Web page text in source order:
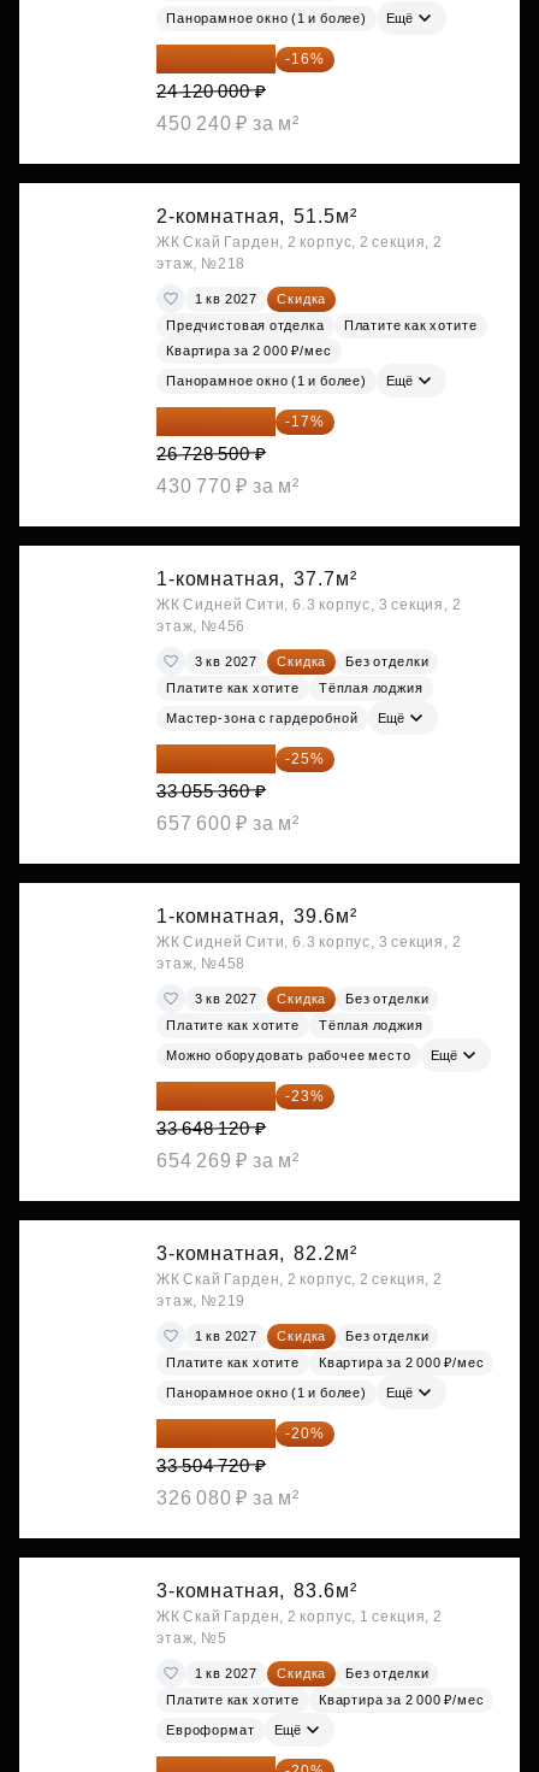
Панорамное окно (1 и более) Ещё
20 260 800 ₽ -16%
24 120 000 ₽
450 240 ₽ за м²
2-комнатная, 51.5м²
ЖК Скай Гарден, 2 корпус, 2 секция, 2
этаж, №218
1 кв 2027
Скидка
Предчистовая отделка
Платите как хотите
Квартира за 2 000 ₽/мес
Панорамное окно (1 и более) Ещё
22 184 655 ₽ -17%
26 728 500 ₽
430 770 ₽ за м²
1-комнатная, 37.7м²
ЖК Сидней Сити, 6.3 корпус, 3 секция, 2
этаж, №456
3 кв 2027 Скидка
Без отделки
Платите как хотите
Тёплая лоджия
Мастер-зона с гардеробной Ещё
24 791 520 ₽ -25%
33 055 360 ₽
657 600 ₽ за м²
1-комнатная, 39.6м²
ЖК Сидней Сити, 6.3 корпус, 3 секция, 2
этаж, №458
3 кв 2027 Скидка
Без отделки
Платите как хотите
Тёплая лоджия
Можно оборудовать рабочее место Ещё
25 909 052 ₽ -23%
33 648 120 ₽
654 269 ₽ за м²
3-комнатная, 82.2м²
ЖК Скай Гарден, 2 корпус, 2 секция, 2
этаж, №219
1 кв 2027 Скидка
Без отделки
Платите как хотите
Квартира за 2 000 ₽/мес
Панорамное окно (1 и более) Ещё
26 803 776 ₽ -20%
33 504 720 ₽
326 080 ₽ за м²
3-комнатная, 83.6м²
ЖК Скай Гарден, 2 корпус, 1 секция, 2
этаж, №5
1 кв 2027 Скидка
Без отделки
Платите как хотите
Квартира за 2 000 ₽/мес
Евроформат Ещё